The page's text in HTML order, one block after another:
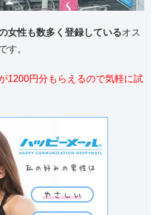
女性も数多く登録しているオス
す。
1200円分もらえるので気軽に試